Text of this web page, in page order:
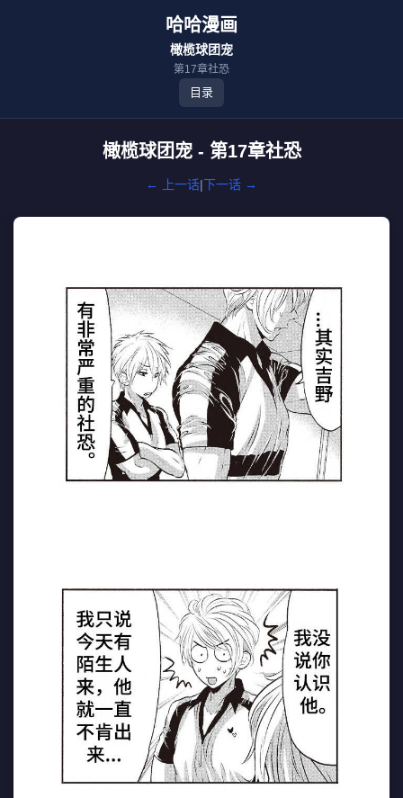
哈哈漫画
橄榄球团宠
第17章社恐
目录
橄榄球团宠 - 第17章社恐
← 上一话|下一话 →